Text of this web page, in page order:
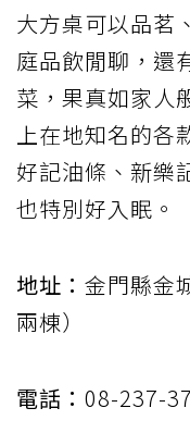
大方桌可以品茗
庭品飲閒聊，還
菜，果真如家人
上在地知名的各
好記油條、新樂
也特別好入眠。
地址： 金門縣金
兩棟）
電話： 08-237-